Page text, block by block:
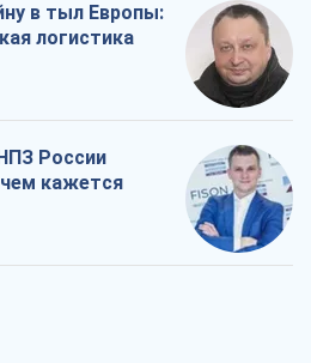
в тыл Европы:
логистика
России
кажется